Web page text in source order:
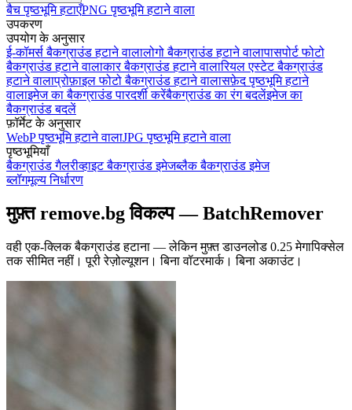
बैच पृष्ठभूमि हटाएँPNG पृष्ठभूमि हटाने वाला
उपकरण
उपयोग के अनुसार
ई-कॉमर्स बैकग्राउंड हटाने वालालोगो बैकग्राउंड हटाने वालापासपोर्ट फोटो
बैकग्राउंड हटाने वालाकार बैकग्राउंड हटाने वालारियल एस्टेट बैकग्राउंड
हटाने वालाप्रोफ़ाइल फोटो बैकग्राउंड हटाने वालासफ़ेद पृष्ठभूमि हटाने
वालाइमेज का बैकग्राउंड पारदर्शी करेंबैकग्राउंड का रंग बदलेंइमेज का
बैकग्राउंड बदलें
फ़ॉर्मेट के अनुसार
WebP पृष्ठभूमि हटाने वालाJPG पृष्ठभूमि हटाने वाला
पृष्ठभूमियाँ
बैकग्राउंड गैलरीव्हाइट बैकग्राउंड इमेजब्लैक बैकग्राउंड इमेज
ब्लॉगमूल्य निर्धारण
मुफ़्त remove.bg विकल्प — BatchRemover
वही एक-क्लिक बैकग्राउंड हटाना — लेकिन मुफ़्त डाउनलोड 0.25 मेगापिक्सेल
तक सीमित नहीं। पूरी रेज़ोल्यूशन। बिना वॉटरमार्क। बिना अकाउंट।